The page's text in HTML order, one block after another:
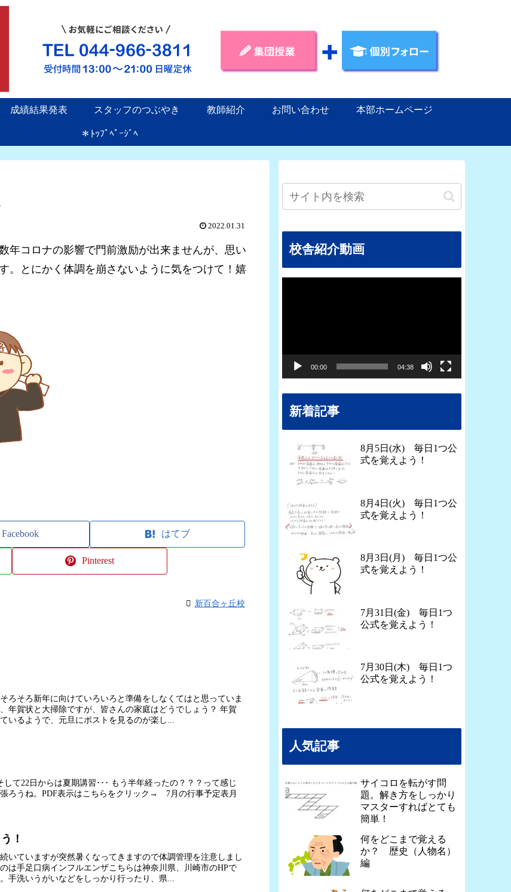
成績結果発表 スタッフのつぶやき 教師紹介 お問い合わせ 本部ホームページ
＊ﾄｯﾌﾟﾍﾟｰｼﾞﾍ
2022.01.31
年コロナの影響で門前激励が出来ませんが、思い
。とにかく体調を崩さないように気をつけて！嬉
Facebook はてブ
Pinterest
新百合ヶ丘校
ろそろ新年に向けていろいろと準備をしなくてはと思っていま
年賀状と大掃除ですが、皆さんの家庭はどうでしょう？ 年賀
いるようで、元旦にポストを見るのが楽し...
て22日からは夏期講習･･･ もう半年経ったの？？？って感じ
ろうね。PDF表示はこちらをクリック→ 7月の行事予定表月
！
いていますが突然暑くなってきますので体調管理を注意しまし
は手足口病インフルエンザこちらは神奈川県、川崎市のHPで
手洗いうがいなどをしっかり行ったり、県...
校舎紹介動画
ヤ
00:00 04:38
新着記事
8月5日(水) 毎日1つ公
式を覚えよう！
8月4日(火) 毎日1つ公
式を覚えよう！
8月3日(月) 毎日1つ公
式を覚えよう！
7月31日(金) 毎日1つ
公式を覚えよう！
7月30日(木) 毎日1つ
公式を覚えよう！
人気記事
サイコロを転がす問
題。解き方をしっかり
マスターすればとても
簡単！
何をどこまで覚える
か？ 歴史（人物名）
編